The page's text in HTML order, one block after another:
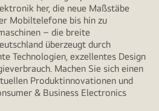
her, die neue Maßstäbe
Mobiltelefone bis hin zu
– die breite
überzeugt durch
Technologien, exzellentes Design
Machen Sie sich einen
Produktinnovationen und
& Business Electronics